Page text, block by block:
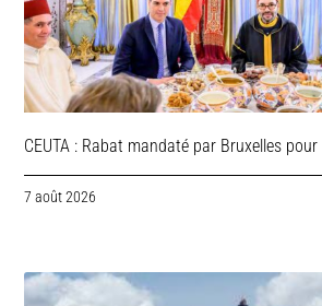
CEUTA : Rabat mandaté par Bruxelles
7 août 2026